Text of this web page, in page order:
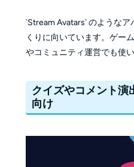
`Stream Avatars` のような
くりに向いています。ゲー
やコミュニティ運営でも使
クイズやコメント演
向け